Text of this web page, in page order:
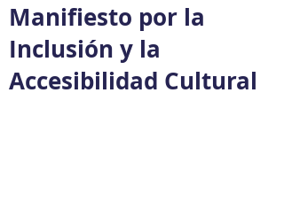
Manifiesto por la
Inclusión y la
Accesibilidad Cultural